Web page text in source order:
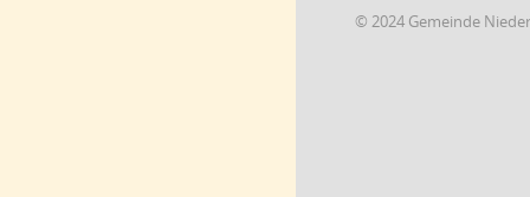
© 2024 Gemeinde